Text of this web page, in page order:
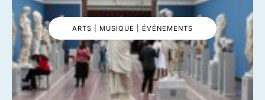
ARTS | MUSIQUE | ÉVÉNEMENTS